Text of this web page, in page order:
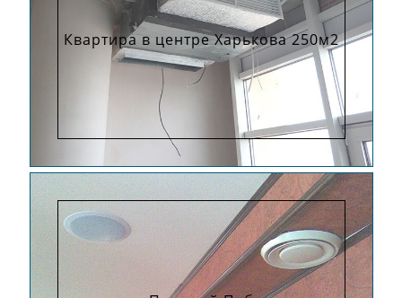
Квартира в центре Харькова 250м2